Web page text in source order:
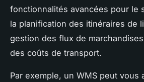
fonctionnalités avancées pour le
la planification des itinéraires de
gestion des flux de marchandises
des coûts de transport.
Par exemple, un WMS peut vous